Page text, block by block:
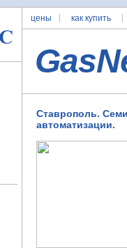
цены как купить
Ставрополь.
автоматизации.